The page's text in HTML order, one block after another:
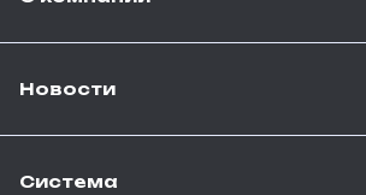
Новости
Система